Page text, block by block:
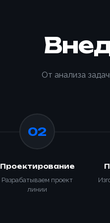
От анализа
02
Проектирование
Разрабатываем проект
линии